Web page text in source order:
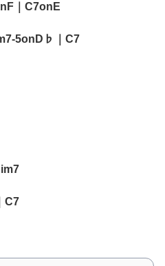
｜C7onE
5onD♭｜C7
C7